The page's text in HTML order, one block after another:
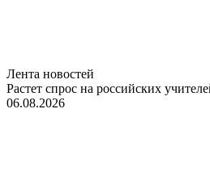
Лента новостей
Растет спрос на российских
06.08.2026